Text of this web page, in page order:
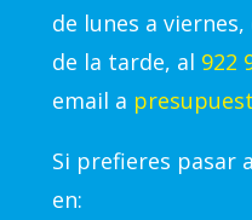
de lunes a
de la tarde, al 922
email a
Si prefieres pasar
en: